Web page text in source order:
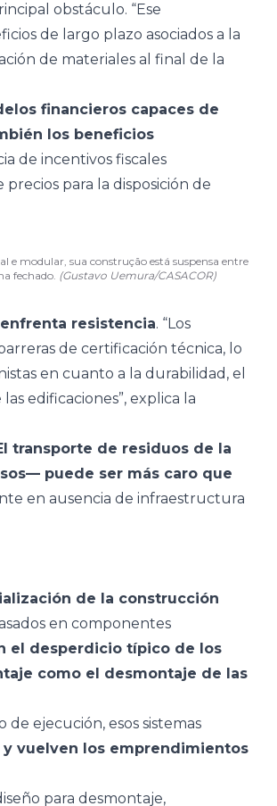
obstáculo. “Ese
de largo plazo asociados a la
de materiales al final de la
financieros capaces de
los beneficios
de incentivos fiscales
para la disposición de
modular, sua construção está suspensa entre
fechado. (Gustavo Uemura/CASACOR)
resistencia. “Los
de certificación técnica, lo
en cuanto a la durabilidad, el
edificaciones”, explica la
transporte de residuos de la
puede ser más caro que
en ausencia de infraestructura
de la construcción
en componentes
el desperdicio típico de los
como el desmontaje de las
ejecución, esos sistemas
vuelven los emprendimientos
para desmontaje,